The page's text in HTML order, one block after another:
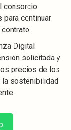
consorcio
para continuar
Digital
solicitada y
precios de los
la sostenibilidad